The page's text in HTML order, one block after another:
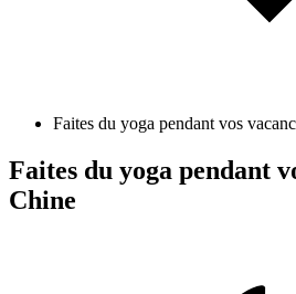
Faites du yoga pendant vos
Faites du yoga pendant
Chine